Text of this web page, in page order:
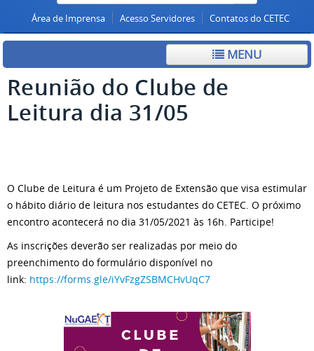
Área de Imprensa Acesso Servidores Contatos do CETEC
MENU
Reunião do Clube de
Leitura dia 31/05
O Clube de Leitura é um Projeto de Extensão que visa estimular
o hábito diário de leitura nos estudantes do CETEC. O próximo
encontro acontecerá no dia 31/05/2021 às 16h. Participe!
As inscrições deverão ser realizadas por meio do
preenchimento do formulário disponível no
link: https://forms.gle/iYvFzgZSBMCHvUqC7